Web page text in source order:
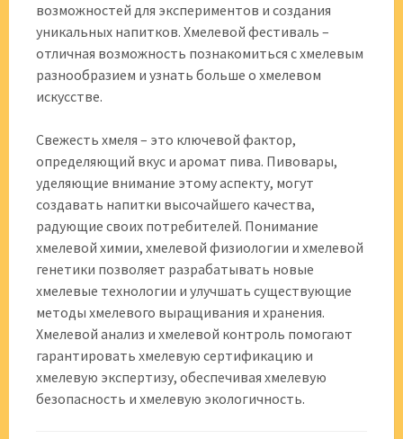
возможностей для экспериментов и создания
уникальных напитков. Хмелевой фестиваль –
отличная возможность познакомиться с хмелевым
разнообразием и узнать больше о хмелевом
искусстве.
Свежесть хмеля – это ключевой фактор,
определяющий вкус и аромат пива. Пивовары,
уделяющие внимание этому аспекту, могут
создавать напитки высочайшего качества,
радующие своих потребителей. Понимание
хмелевой химии, хмелевой физиологии и хмелевой
генетики позволяет разрабатывать новые
хмелевые технологии и улучшать существующие
методы хмелевого выращивания и хранения.
Хмелевой анализ и хмелевой контроль помогают
гарантировать хмелевую сертификацию и
хмелевую экспертизу, обеспечивая хмелевую
безопасность и хмелевую экологичность.